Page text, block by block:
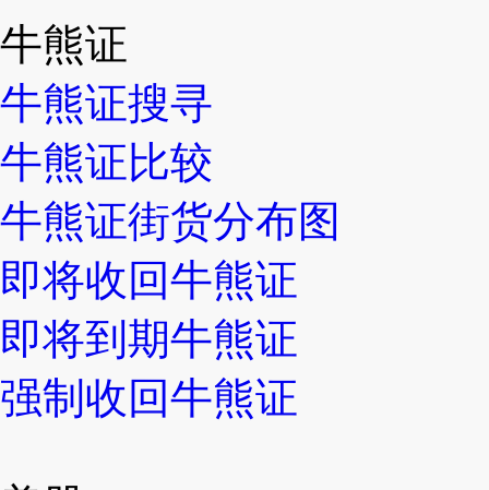
牛熊证
牛熊证搜寻
牛熊证比较
牛熊证街货分布图
即将收回牛熊证
即将到期牛熊证
强制收回牛熊证